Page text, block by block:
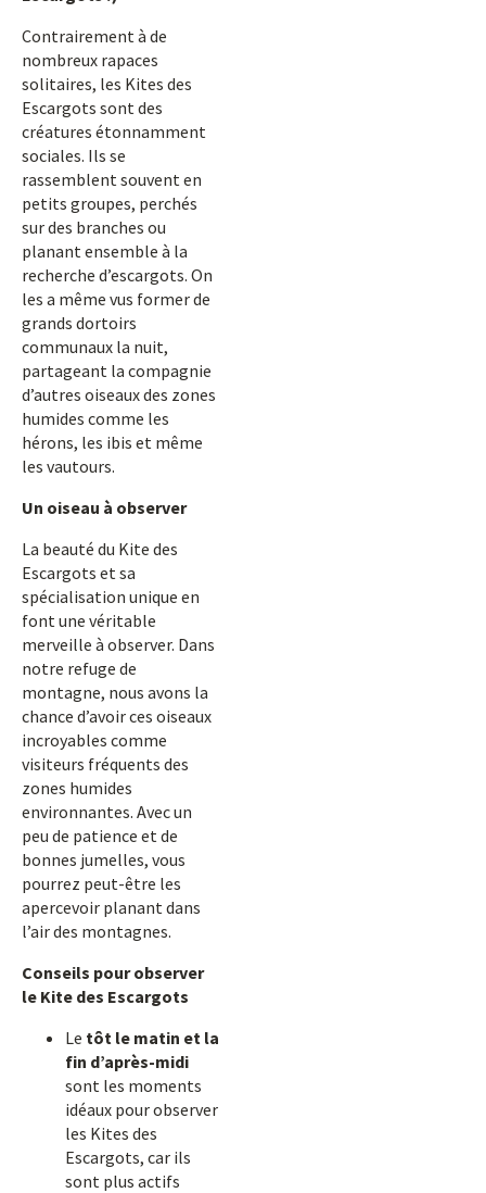
Contrairement à de
nombreux rapaces
solitaires, les Kites des
Escargots sont des
créatures étonnamment
sociales. Ils se
rassemblent souvent en
petits groupes, perchés
sur des branches ou
planant ensemble à la
recherche d’escargots. On
les a même vus former de
grands dortoirs
communaux la nuit,
partageant la compagnie
d’autres oiseaux des zones
humides comme les
hérons, les ibis et même
les vautours.
Un oiseau à observer
La beauté du Kite des
Escargots et sa
spécialisation unique en
font une véritable
merveille à observer. Dans
notre refuge de
montagne, nous avons la
chance d’avoir ces oiseaux
incroyables comme
visiteurs fréquents des
zones humides
environnantes. Avec un
peu de patience et de
bonnes jumelles, vous
pourrez peut-être les
apercevoir planant dans
l’air des montagnes.
Conseils pour observer
le Kite des Escargots
Le tôt le matin et la
fin d’après-midi
sont les moments
idéaux pour observer
les Kites des
Escargots, car ils
sont plus actifs